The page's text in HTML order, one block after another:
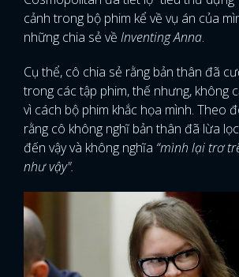
ĐĂNG
cảnh trong bộ phim kể về vụ án của
những chia sẻ về Inventing Anna.
Cụ thể, cô chia sẻ rằng bản thân đã
trong các tập phim, thế nhưng, không
vì cách bộ phim khắc họa mình. Theo
rằng cô không nghĩ bản thân đã lừa
đến vậy và không nghĩa “mình lại trơ
như vậy".